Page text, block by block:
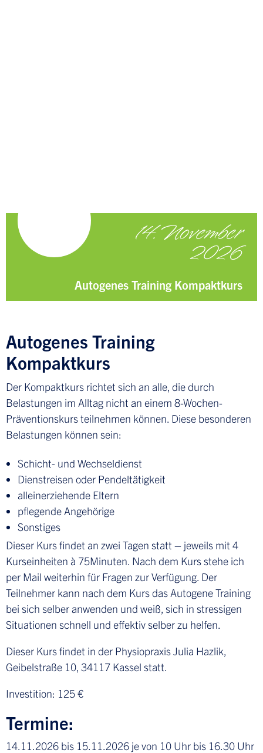
14. November
2026
Autogenes Training Kompaktkurs
Autogenes Training
Kompaktkurs
Der Kompaktkurs richtet sich an alle, die durch
Belastungen im Alltag nicht an einem 8-Wochen-
Präventionskurs teilnehmen können. Diese besonderen
Belastungen können sein:
Schicht- und Wechseldienst
Dienstreisen oder Pendeltätigkeit
alleinerziehende Eltern
pflegende Angehörige
Sonstiges
Dieser Kurs findet an zwei Tagen statt – jeweils mit 4
Kurseinheiten à 75Minuten. Nach dem Kurs stehe ich
per Mail weiterhin für Fragen zur Verfügung. Der
Teilnehmer kann nach dem Kurs das Autogene Training
bei sich selber anwenden und weiß, sich in stressigen
Situationen schnell und effektiv selber zu helfen.
Dieser Kurs findet in der Physiopraxis Julia Hazlik,
Geibelstraße 10, 34117 Kassel statt.
Investition: 125 €
Termine:
14.11.2026 bis 15.11.2026 je von 10 Uhr bis 16.30 Uhr